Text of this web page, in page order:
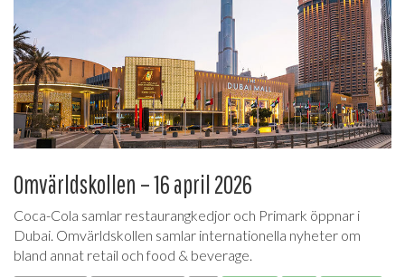
Omvärldskollen – 16 april 2026
Coca-Cola samlar restaurangkedjor och Primark öppnar i
Dubai. Omvärldskollen samlar internationella nyheter om
bland annat retail och food & beverage.